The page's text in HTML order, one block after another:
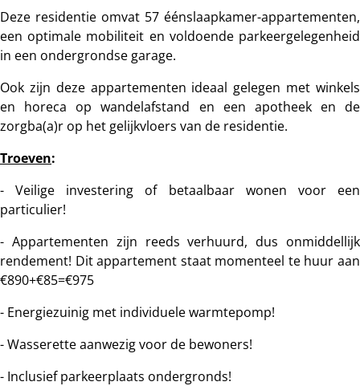
Deze residentie omvat 57 éénslaapkamer-appartementen,
een optimale mobiliteit en voldoende parkeergelegenheid
in een ondergrondse garage.
Ook zijn deze appartementen ideaal gelegen met winkels
en horeca op wandelafstand en een apotheek en de
zorgba(a)r op het gelijkvloers van de residentie.
Troeven:
- Veilige investering of betaalbaar wonen voor een
particulier!
- Appartementen zijn reeds verhuurd, dus onmiddellijk
rendement! Dit appartement staat momenteel te huur aan
€890+€85=€975
- Energiezuinig met individuele warmtepomp!
- Wasserette aanwezig voor de bewoners!
- Inclusief parkeerplaats ondergronds!